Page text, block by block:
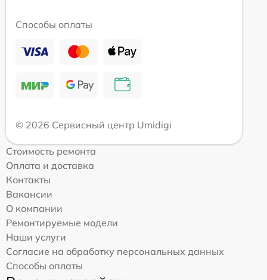
Способы оплаты
© 2026 Сервисный центр Umidigi
Стоимость ремонта
Оплата и доставка
Контакты
Вакансии
О компании
Ремонтируемые модели
Наши услуги
Согласие на обработку персональных данных
Способы оплаты